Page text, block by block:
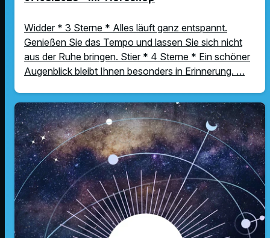
Widder * 3 Sterne * Alles läuft ganz entspannt.
Genießen Sie das Tempo und lassen Sie sich nicht
aus der Ruhe bringen. Stier * 4 Sterne * Ein schöner
Augenblick bleibt Ihnen besonders in Erinnerung. …